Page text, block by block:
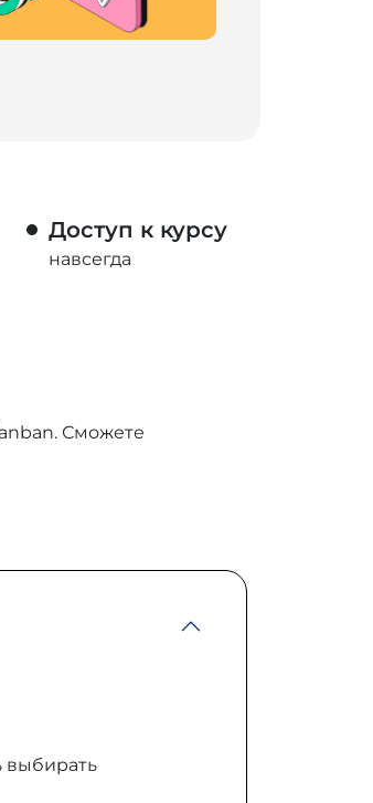
Доступ к курсу
навсегда
Сможете
выбирать